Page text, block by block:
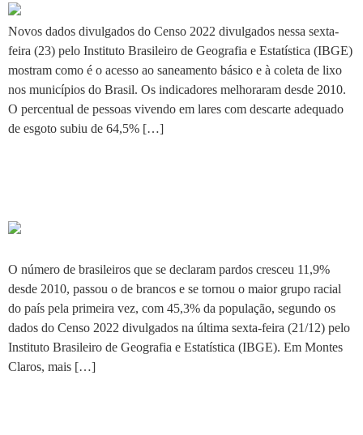
Novos dados divulgados do Censo 2022 divulgados nessa sexta-
feira (23) pelo Instituto Brasileiro de Geografia e Estatística (IBGE)
mostram como é o acesso ao saneamento básico e à coleta de lixo
nos municípios do Brasil. Os indicadores melhoraram desde 2010.
O percentual de pessoas vivendo em lares com descarte adequado
de esgoto subiu de 64,5% […]
O número de brasileiros que se declaram pardos cresceu 11,9%
desde 2010, passou o de brancos e se tornou o maior grupo racial
do país pela primeira vez, com 45,3% da população, segundo os
dados do Censo 2022 divulgados na última sexta-feira (21/12) pelo
Instituto Brasileiro de Geografia e Estatística (IBGE). Em Montes
Claros, mais […]